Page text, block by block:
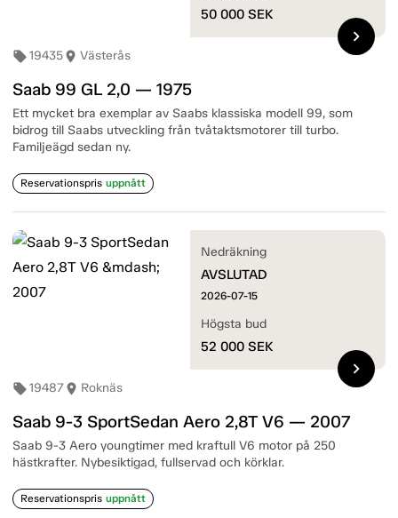
local_offer19435room Västerås
Saab 99 GL 2,0 — 1975
Ett mycket bra exemplar av Saabs klassiska modell 99, som
bidrog till Saabs utveckling från tvåtaktsmotorer till turbo.
Familjeägd sedan ny.
Reservationspris uppnått
50 000 SEK
chevron_right
local_offer19487room Roknäs
Saab 9-3 SportSedan Aero 2,8T V6 — 2007
Saab 9-3 Aero youngtimer med kraftull V6 motor på 250
hästkrafter. Nybesiktigad, fullservad och körklar.
Reservationspris uppnått
Nedräkning
AVSLUTAD
2026-07-15
Högsta bud
52 000 SEK
chevron_right